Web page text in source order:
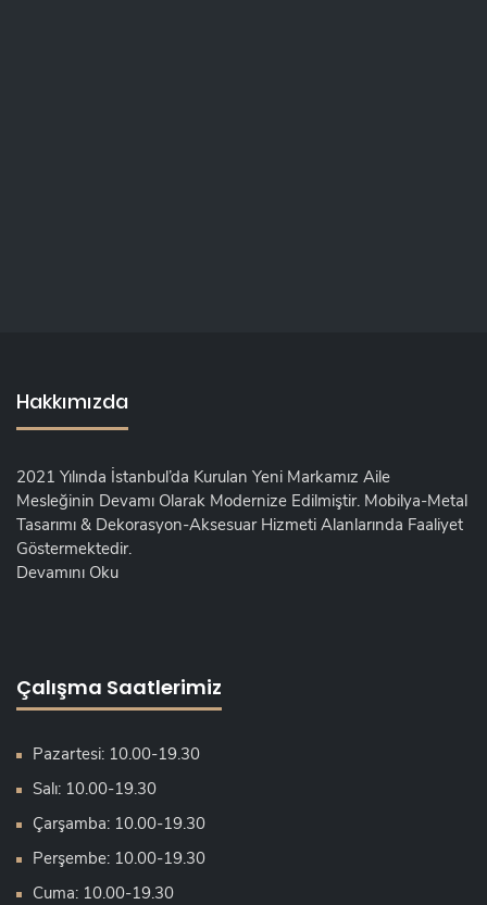
Hakkımızda
2021 Yılında İstanbul’da Kurulan Yeni Markamız Aile
Mesleğinin Devamı Olarak Modernize Edilmiştir. Mobilya-Metal
Tasarımı & Dekorasyon-Aksesuar Hizmeti Alanlarında Faaliyet
Göstermektedir.
Devamını Oku
Çalışma Saatlerimiz
Pazartesi: 10.00-19.30
Salı: 10.00-19.30
Çarşamba: 10.00-19.30
Perşembe: 10.00-19.30
Cuma: 10.00-19.30